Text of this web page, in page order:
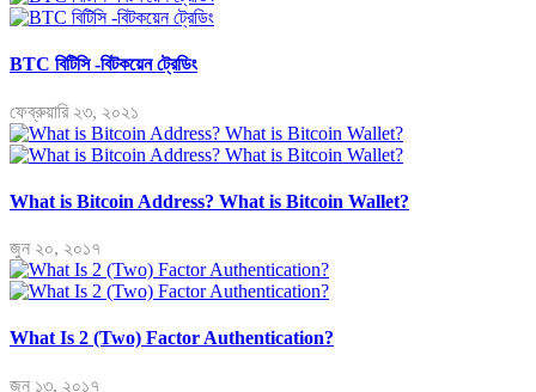
BTC বিটিসি -বিটকয়েন ট্রেডিং
ফেব্রুয়ারি ২৩, ২০২১
What is Bitcoin Address? What is Bitcoin Wallet?
জুন ২০, ২০১৭
What Is 2 (Two) Factor Authentication?
জুন ১৩, ২০১৭